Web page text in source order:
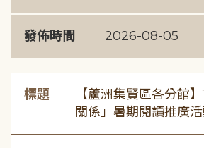
發佈時間 2026-08-05
標題
【蘆洲集賢區各分館
關係」暑期閱讀推廣